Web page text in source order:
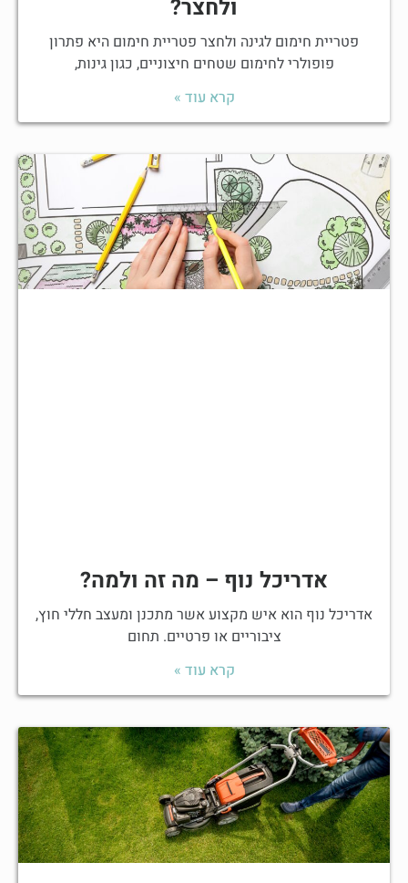
ולחצר?
פטריית חימום לגינה ולחצר פטריית חימום היא פתרון
פופולרי לחימום שטחים חיצוניים, כגון גינות,
קרא עוד »
אדריכל נוף – מה זה ולמה?
אדריכל נוף הוא איש מקצוע אשר מתכנן ומעצב חללי חוץ,
ציבוריים או פרטיים. תחום
קרא עוד »